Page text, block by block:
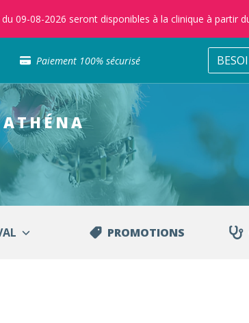
09-08-2026 seront disponibles à la clinique à partir
Paiement 100% sécurisé
Retour gratuit en clinique
Sélection de croquettes vétérinaire
Paiement 100% sécurisé
Livraison gratuite en clinique vétérinaire
Retour gratuit en clinique
Sélection de croquettes vétérinaire
PROMOTIONS